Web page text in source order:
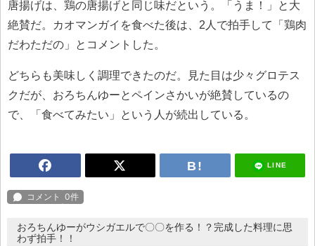
唐揚げは、鶏の唐揚げと同じ味だという。「うま！」と大
絶賛だ。カオマンガイを食べた後は、2人で拍手して「鶏肉
だわただの」とコメントした。
どちらも美味しく調理できたのだ。見た目は少々グロテス
クだが、おろちんゆーとペインさかいが絶賛しているの
で、「食べてみたい」という人が続出している。
LINE
おろちんゆーがウシガエルで〇〇を作る！？完成した料理に思
わず拍手！！